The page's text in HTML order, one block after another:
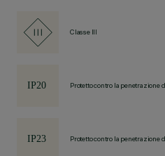
Classe III
Protetto contro la
Protetto contro la penetrazione